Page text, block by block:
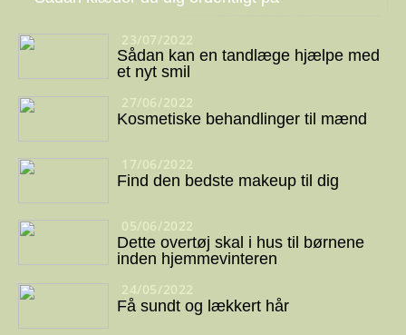
23/07/2022
Sådan kan en tandlæge hjælpe med
et nyt smil
27/06/2022
Kosmetiske behandlinger til mænd
17/06/2022
Find den bedste makeup til dig
05/06/2022
Dette overtøj skal i hus til børnene
inden hjemmevinteren
24/05/2022
Få sundt og lækkert hår